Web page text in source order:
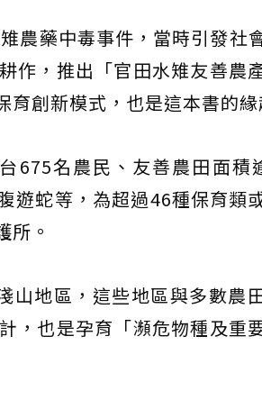
農藥中毒事件，當時引發社
作，推出「官田水雉友善農
育創新模式，也是這本書的
675名農民、友善農田面積
遊蛇等，為超過46種保育類
所。
山地區，這些地區與多數農
，也是孕育「瀕危物種及重